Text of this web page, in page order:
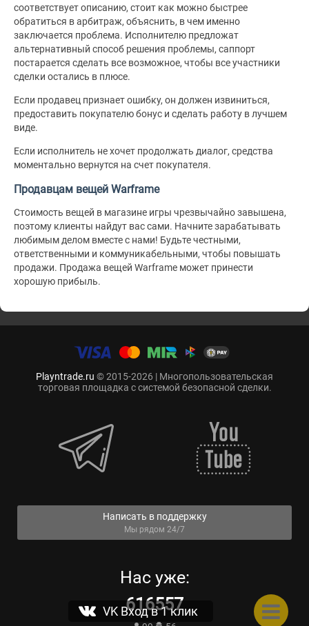
соответствует описанию, стоит как можно быстрее
обратиться в арбитраж, объяснить, в чем именно
заключается проблема. Исполнителю предложат
альтернативный способ решения проблемы, саппорт
постарается сделать все возможное, чтобы все участники
сделки остались в плюсе.
Если продавец признает ошибку, он должен извиниться,
предоставить покупателю бонус и сделать работу в лучшем
виде.
Если исполнитель не хочет продолжать диалог, средства
моментально вернутся на счет покупателя.
Продавцам вещей Warframe
Стоимость вещей в магазине игры чрезвычайно завышена,
поэтому клиенты найдут вас сами. Начните зарабатывать
любимым делом вместе с нами! Будьте честными,
ответственными и коммуникабельными, чтобы повышать
продажи. Продажа вещей Warframe может принести
хорошую прибыль.
Playntrade.ru © 2015-2026 | Многопользовательская
торговая площадка с системой безопасной сделки.
Написать в поддержку
Мы рядом 24/7
Нас уже:
616557
VK Вход в 1 клик